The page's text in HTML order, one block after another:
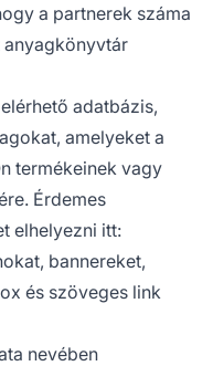
a partnerek száma
adatbázis,
amelyeket a
termékeinek vagy
Érdemes
elhelyezni itt:
bannereket,
és szöveges link
nevében